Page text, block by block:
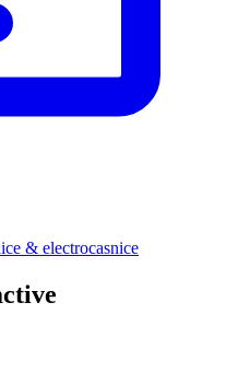
& electrocasnice